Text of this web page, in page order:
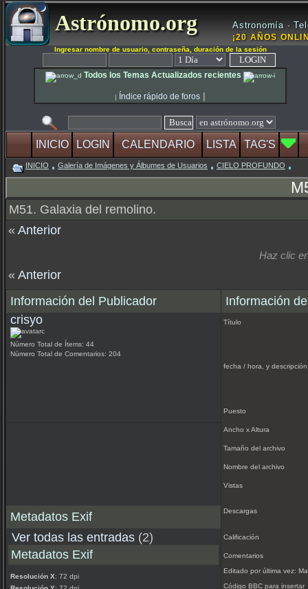
Astrónomo.org Astronomía ·
¡20 AÑOS
Ingresar nombre de usuario, contraseña, duración de la sesión
Todos los Temas Actualizados recientes
| Índice rápido de foros |
INICIO LOGIN CALENDARIO LISTA TAG'S
INICIO Galería de Imágenes y Álbumes de Usuarios CIELO PROFUNDO
M51. Galaxia del remolino.
« Anterior
Haz clic
« Anterior
Información del Publicador
crisyo
Número Total de Ítems: 44
Número Total de Comentarios: 204
Información
Título
fecha / hora, y descripción
Puesto
Ancho x Altura
Tamaño del archivo
Nombre del archivo
Vistas
Descargas
Calificación
Comentarios
Editado por última vez:
Código BBC para insertar
Metadatos Exif
Ver todas las entradas (2)
Metadatos Exif
Resolución X: 72 dpi